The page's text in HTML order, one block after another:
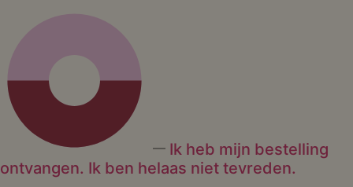
Ik heb mijn bestelling
ontvangen. Ik ben helaas niet tevreden.